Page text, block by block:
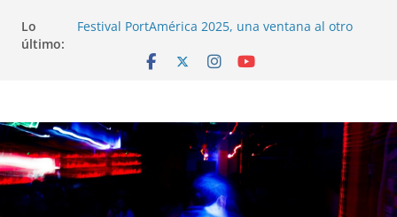
Lo
último:
Festival PortAmérica 2025, una ventana al otro
El Atlantic Fest 2025 propone un menú musical
Entrevista a RUMIA
Entrevista a mariagrep